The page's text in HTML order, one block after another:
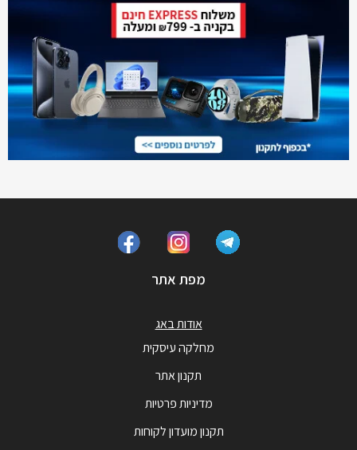
מפת אתר
אודות באג
מחלקה עיסקית
תקנון אתר
מדיניות פרטיות
תקנון מועדון לקוחות